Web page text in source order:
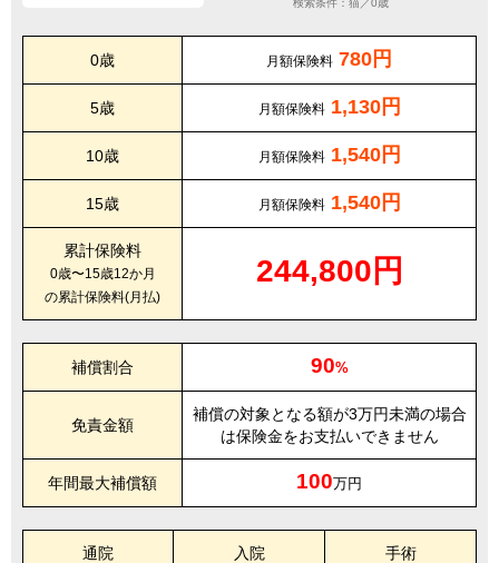
検索条件：猫／0歳
0歳 月額保険料 780円
5歳 月額保険料 1,130円
10歳 月額保険料 1,540円
15歳 月額保険料 1,540円
累計保険料
0歳〜15歳12か月
の累計保険料(月払)
244,800円
補償割合 90%
免責金額
補償の対象となる額が3万円未満の場合
は保険金をお支払いできません
年間最大補償額 100万円
通院 入院 手術